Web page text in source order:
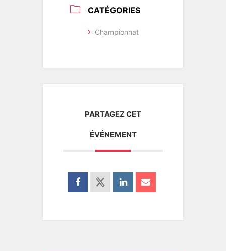
CATÉGORIES
Championnat
PARTAGEZ CET
ÉVÉNEMENT